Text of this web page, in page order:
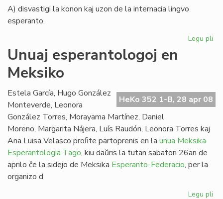
A) disvastigi la konon kaj uzon de la internacia lingvo
esperanto.
Legu pli
Unuaj esperantologoj en
Meksiko
HeKo 352 1-B, 28 apr 08
Estela García, Hugo González
Monteverde, Leonora
González Torres, Morayama Martínez, Daniel
Moreno, Margarita Nájera, Luís Raudón, Leonora Torres kaj
Ana Luisa Velasco proﬁte partoprenis en la unua Meksika
Esperantologia Tago, kiu daŭris la tutan sabaton 26an de
aprilo ĉe la sidejo de Meksika Esperanto-Federacio, per la
organizo d
Legu pli